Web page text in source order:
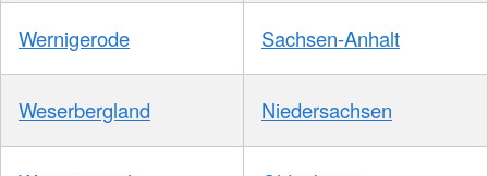
Wernigerode Sachsen-Anhalt
Weserbergland Niedersachsen